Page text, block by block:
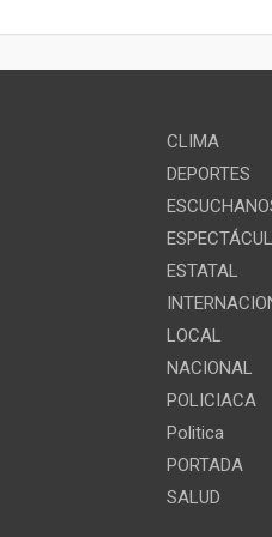
CLIMA
DEPORTES
ESTATAL
LOCAL
NACIONAL
POLICIACA
Politica
PORTADA
SALUD